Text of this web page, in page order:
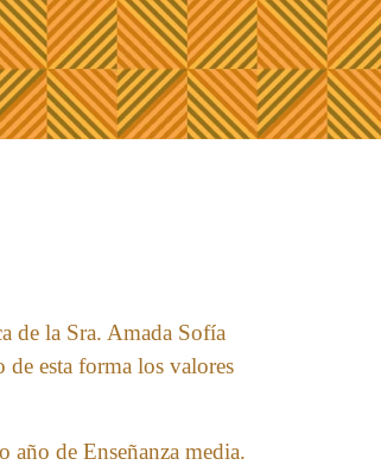
de la Sra. Amada Sofía
de esta forma los valores
año de Enseñanza media.